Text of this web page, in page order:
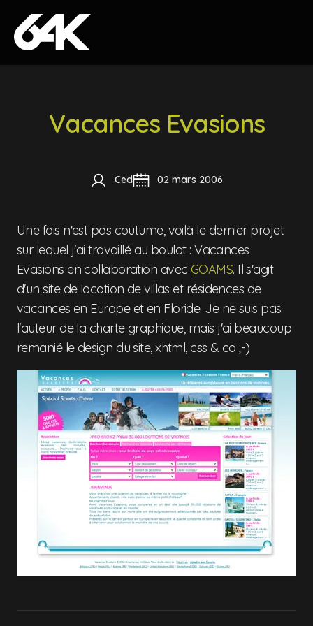
Skip to content
Vacances Evasions
Ced 02 mars 2006
Une fois n'est pas coutume, voilà le dernier projet
sur lequel j'ai travaillé au boulot : Vacances
Evasions en collaboration avec GOAMS. Il s'agit
d'un site de location de villas et résidences de
vacances en Europe et en Floride. Je ne suis pas
l'auteur de la charte graphique, mais j'ai beaucoup
remanié le design du site, xhtml, css & co ;-)